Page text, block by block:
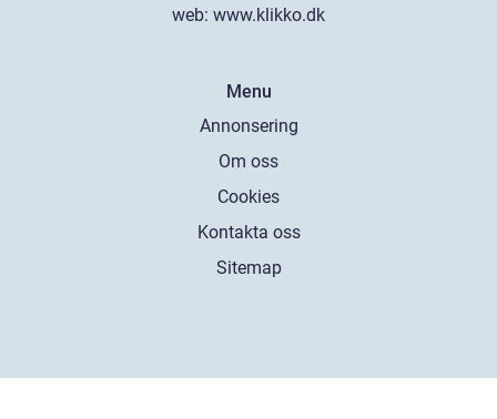
web: www.klikko.dk
Menu
Annonsering
Om oss
Cookies
Kontakta oss
Sitemap